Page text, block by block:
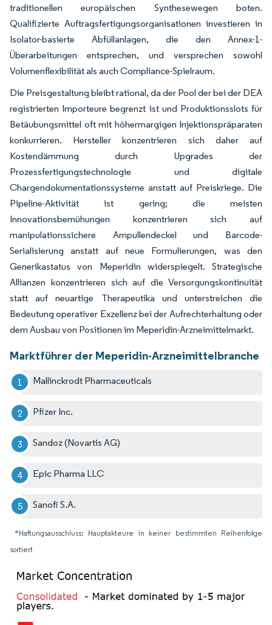
traditionellen europäischen Synthesewegen boten.
Qualifizierte Auftragsfertigungsorganisationen investieren in
Isolator-basierte Abfüllanlagen, die den Annex-1-
Überarbeitungen entsprechen, und versprechen sowohl
Volumenflexibilität als auch Compliance-Spielraum.
Die Preisgestaltung bleibt rational, da der Pool der bei der DEA
registrierten Importeure begrenzt ist und Produktionsslots für
Betäubungsmittel oft mit höhermargigen Injektionspräparaten
konkurrieren. Hersteller konzentrieren sich daher auf
Kostendämmung durch Upgrades der
Prozessfertigungstechnologie und digitale
Chargendokumentationssysteme anstatt auf Preiskriege. Die
Pipeline-Aktivität ist gering; die meisten
Innovationsbemühungen konzentrieren sich auf
manipulationssichere Ampullendeckel und Barcode-
Serialisierung anstatt auf neue Formulierungen, was den
Generikastatus von Meperidin widerspiegelt. Strategische
Allianzen konzentrieren sich auf die Versorgungskontinuität
statt auf neuartige Therapeutika und unterstreichen die
Bedeutung operativer Exzellenz bei der Aufrechterhaltung oder
dem Ausbau von Positionen im Meperidin-Arzneimittelmarkt.
Marktführer der Meperidin-Arzneimittelbranche
Mallinckrodt Pharmaceuticals
Pfizer Inc.
Sandoz (Novartis AG)
Epic Pharma LLC
Sanofi S.A.
*Haftungsausschluss: Hauptakteure in keiner bestimmten Reihenfolge
sortiert